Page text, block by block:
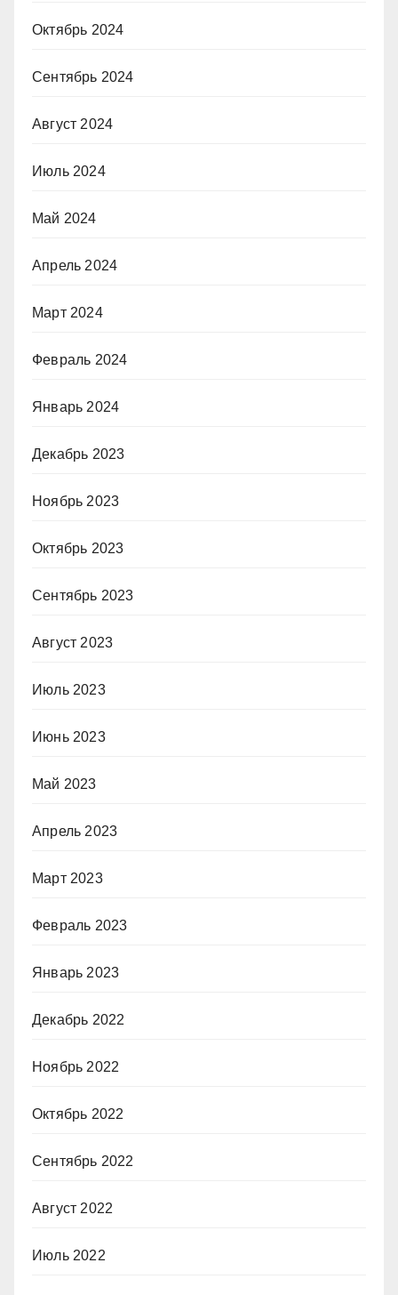
Октябрь 2024
Сентябрь 2024
Август 2024
Июль 2024
Май 2024
Апрель 2024
Март 2024
Февраль 2024
Январь 2024
Декабрь 2023
Ноябрь 2023
Октябрь 2023
Сентябрь 2023
Август 2023
Июль 2023
Июнь 2023
Май 2023
Апрель 2023
Март 2023
Февраль 2023
Январь 2023
Декабрь 2022
Ноябрь 2022
Октябрь 2022
Сентябрь 2022
Август 2022
Июль 2022